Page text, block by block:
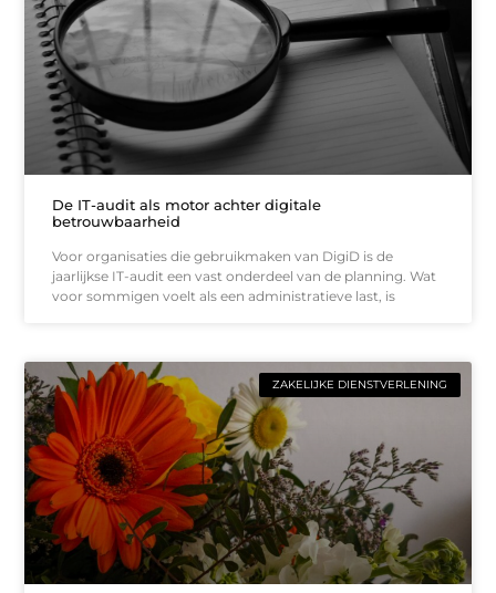
De IT-audit als motor achter digitale
betrouwbaarheid
Voor organisaties die gebruikmaken van DigiD is de
jaarlijkse IT-audit een vast onderdeel van de planning. Wat
voor sommigen voelt als een administratieve last, is
ZAKELIJKE DIENSTVERLENING